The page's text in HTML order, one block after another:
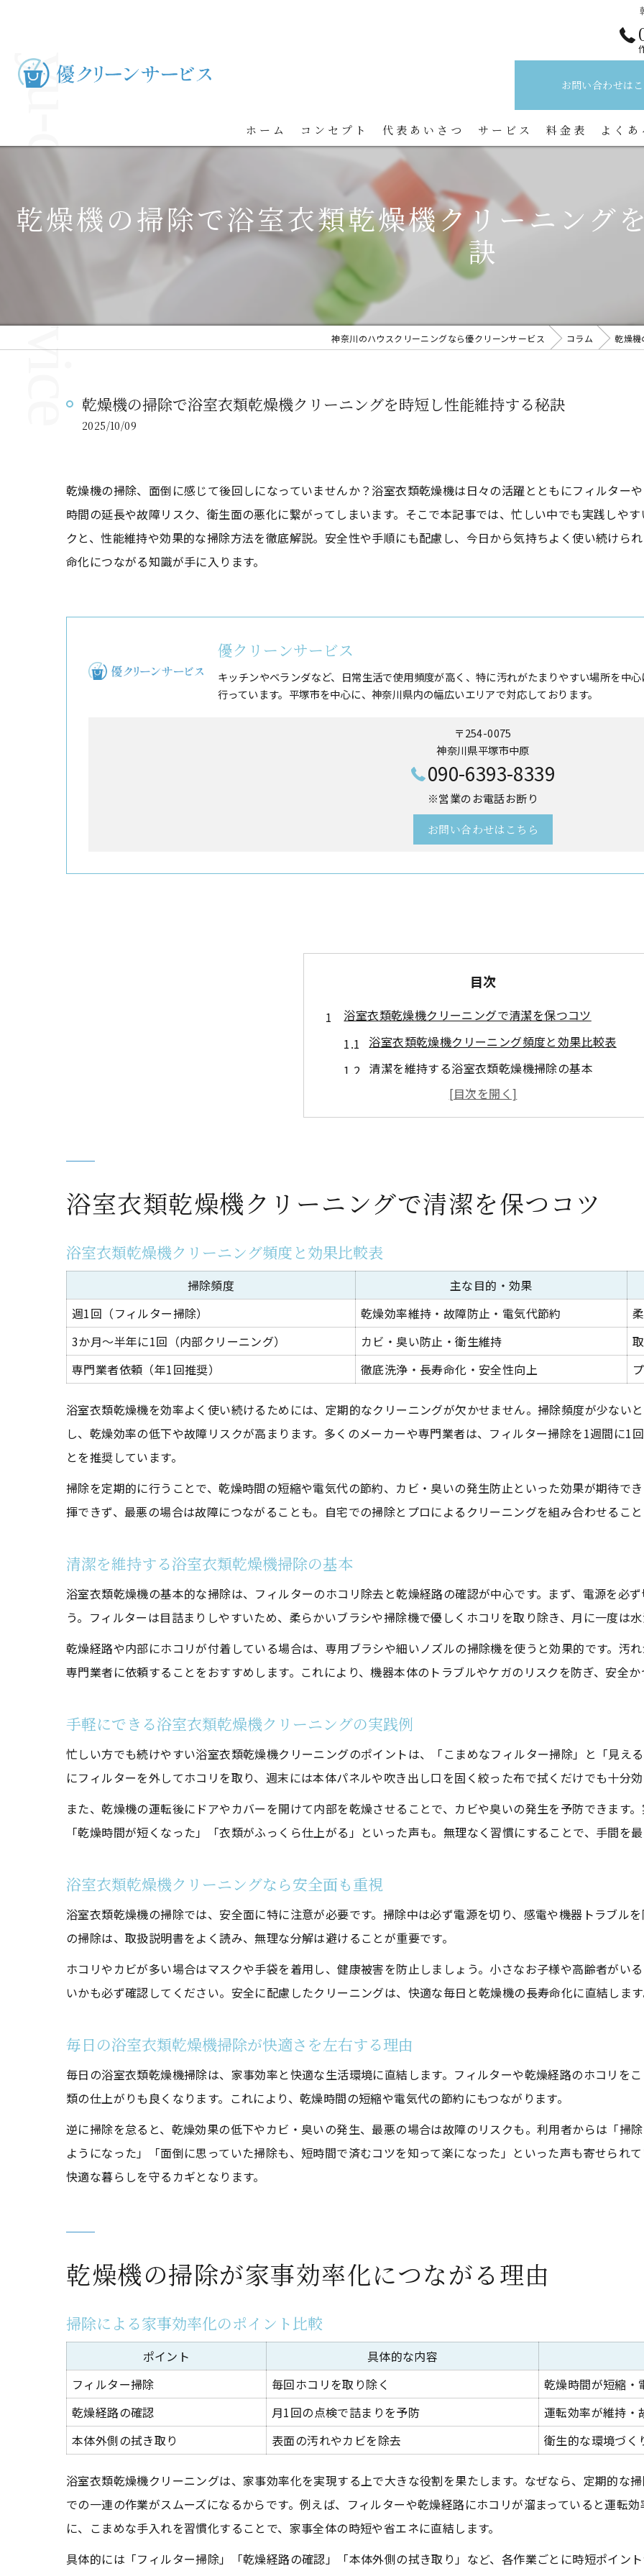
お問い合わせは
ホーム コンセプト 代表あいさつ サービス 料金表 よく
乾燥機の掃除で浴室衣類乾燥機クリーニング
訣
神奈川のハウスクリーニングなら優クリーンサービス コラム 乾燥機
乾燥機の掃除で浴室衣類乾燥機クリーニングを時短し性能維持する秘訣
2025/10/09
乾燥機の掃除、面倒に感じて後回しになっていませんか？浴室衣類乾燥機は日々の活躍とともにフィルター
時間の延長や故障リスク、衛生面の悪化に繋がってしまいます。そこで本記事では、忙しい中でも実践しや
クと、性能維持や効果的な掃除方法を徹底解説。安全性や手順にも配慮し、今日から気持ちよく使い続けら
命化につながる知識が手に入ります。
優クリーンサービス
キッチンやベランダなど、日常生活で使用頻度が高く、特に汚れがたまりやすい場所を中
行っています。平塚市を中心に、神奈川県内の幅広いエリアで対応しております。
〒254-0075
神奈川県平塚市中原
090-6393-8339
※営業のお電話お断り
お問い合わせはこちら
目次
浴室衣類乾燥機クリーニングで清潔を保つコツ
浴室衣類乾燥機クリーニング頻度と効果比較表
清潔を維持する浴室衣類乾燥機掃除の基本
手軽にできる浴室衣類乾燥機クリーニングの実践例
浴室衣類乾燥機クリーニングなら安全面も重視
掃除による家事効率化のポイント比較
家事負担軽減には浴室衣類乾燥機クリーニングが鍵
乾燥機掃除の頻度と効率化のバランス
浴室衣類乾燥機クリーニングで無駄な手間を省く
フィルター奥のホコリ除去が性能維持の決め手
フィルター奥掃除方法の比較表
ホコリ除去で浴室衣類乾燥機の性能を守る
フィルター奥のホコリ対策で長寿命化
浴室衣類乾燥機クリーニングで乾燥効率アップ
手間を減らす浴室衣類乾燥機の簡単掃除術
簡単掃除術と従来方法の違い一覧
浴室衣類乾燥機クリーニングに役立つ道具選び
掃除手順の見直しで手間を削減
乾燥フィルター掃除の重要性と快適生活への近道
乾燥フィルター掃除前後の変化一覧
乾燥フィルター掃除が健康に与える影響
浴室衣類乾燥機クリーニングで清潔な空間へ
フィルター掃除の頻度を見直すポイント
故障予防には浴室乾燥機の定期クリーニングを
定期クリーニングのスケジュール例
掃除不足が招くトラブル事例
浴室衣類乾燥機クリーニングで安心を手に入れる
安全に配慮した掃除手順のポイント
浴室衣類乾燥機クリーニングで清潔を保つコツ
浴室衣類乾燥機クリーニング頻度と効果比較表
掃除頻度
主な目的・効果
週1回（フィルター掃除）
乾燥効率維持・故障防止・電気代節約
3か月〜半年に1回（内部クリーニング）
カビ・臭い防止・衛生維持
専門業者依頼（年1回推奨）
徹底洗浄・長寿命化・安全性向上
浴室衣類乾燥機を効率よく使い続けるためには、定期的なクリーニングが欠かせません。掃除頻度が少ない
し、乾燥効率の低下や故障リスクが高まります。多くのメーカーや専門業者は、フィルター掃除を1週間に1
とを推奨しています。
掃除を定期的に行うことで、乾燥時間の短縮や電気代の節約、カビ・臭いの発生防止といった効果が期待で
揮できず、最悪の場合は故障につながることも。自宅での掃除とプロによるクリーニングを組み合わせるこ
清潔を維持する浴室衣類乾燥機掃除の基本
浴室衣類乾燥機の基本的な掃除は、フィルターのホコリ除去と乾燥経路の確認が中心です。まず、電源を必
う。フィルターは目詰まりしやすいため、柔らかいブラシや掃除機で優しくホコリを取り除き、月に一度は
乾燥経路や内部にホコリが付着している場合は、専用ブラシや細いノズルの掃除機を使うと効果的です。汚
専門業者に依頼することをおすすめします。これにより、機器本体のトラブルやケガのリスクを防ぎ、安全
手軽にできる浴室衣類乾燥機クリーニングの実践例
忙しい方でも続けやすい浴室衣類乾燥機クリーニングのポイントは、「こまめなフィルター掃除」と「見え
にフィルターを外してホコリを取り、週末には本体パネルや吹き出し口を固く絞った布で拭くだけでも十分
また、乾燥機の運転後にドアやカバーを開けて内部を乾燥させることで、カビや臭いの発生を予防できます
「乾燥時間が短くなった」「衣類がふっくら仕上がる」といった声も。無理なく習慣にすることで、手間を
浴室衣類乾燥機クリーニングなら安全面も重視
浴室衣類乾燥機の掃除では、安全面に特に注意が必要です。掃除中は必ず電源を切り、感電や機器トラブル
の掃除は、取扱説明書をよく読み、無理な分解は避けることが重要です。
ホコリやカビが多い場合はマスクや手袋を着用し、健康被害を防止しましょう。小さなお子様や高齢者がい
いかも必ず確認してください。安全に配慮したクリーニングは、快適な毎日と乾燥機の長寿命化に直結しま
毎日の浴室衣類乾燥機掃除が快適さを左右する理由
毎日の浴室衣類乾燥機掃除は、家事効率と快適な生活環境に直結します。フィルターや乾燥経路のホコリを
類の仕上がりも良くなります。これにより、乾燥時間の短縮や電気代の節約にもつながります。
逆に掃除を怠ると、乾燥効果の低下やカビ・臭いの発生、最悪の場合は故障のリスクも。利用者からは「掃
ようになった」「面倒に思っていた掃除も、短時間で済むコツを知って楽になった」といった声も寄せられ
快適な暮らしを守るカギとなります。
乾燥機の掃除が家事効率化につながる理由
掃除による家事効率化のポイント比較
ポイント
具体的な内容
フィルター掃除
毎回ホコリを取り除く
乾燥時間が短縮・
乾燥経路の確認
月1回の点検で詰まりを予防
運転効率が維持・
本体外側の拭き取り
表面の汚れやカビを除去 衛生的な環境づく
浴室衣類乾燥機クリーニングは、家事効率化を実現する上で大きな役割を果たします。なぜなら、定期的な
での一連の作業がスムーズになるからです。例えば、フィルターや乾燥経路にホコリが溜まっていると運転
に、こまめな手入れを習慣化することで、家事全体の時短や省エネに直結します。
具体的には「フィルター掃除」「乾燥経路の確認」「本体外側の拭き取り」など、各作業ごとに時短ポイン
お気軽にお問い合わせください
お気軽にお問い合わせください